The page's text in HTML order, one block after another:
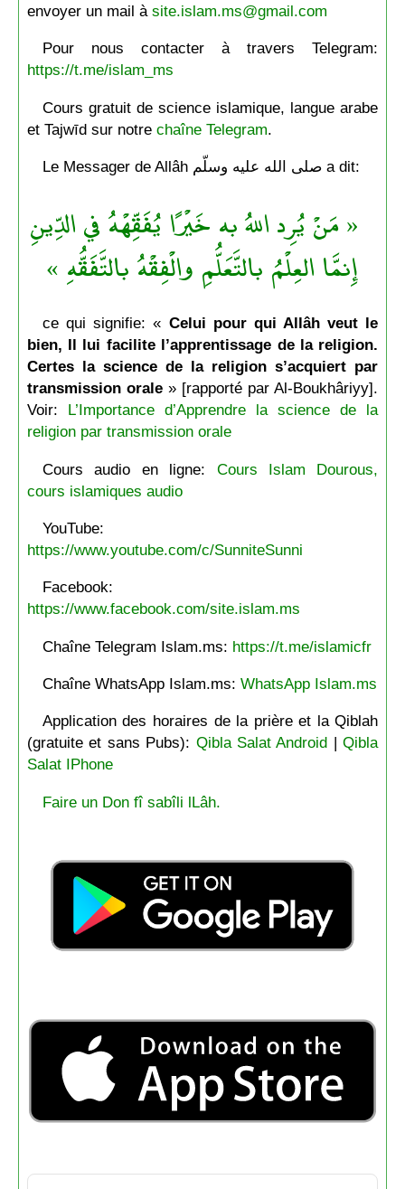
envoyer un mail à site.islam.ms@gmail.com
Pour nous contacter à travers Telegram:
https://t.me/islam_ms
Cours gratuit de science islamique, langue arabe
et Tajwīd sur notre chaîne Telegram.
Le Messager de Allâh صلى الله عليه وسلّم a dit:
« مَنْ يُرِد اللهُ به خَيْرًا يُفَقِّهْهُ في الدِّينِ
إِنمَّا العِلْمُ بالتَّعَلُّمِ والْفِقْهُ بالتَّفَقُّهِ »
ce qui signifie: « Celui pour qui Allâh veut le
bien, Il lui facilite l’apprentissage de la religion.
Certes la science de la religion s’acquiert par
transmission orale» [rapporté par Al-Boukhâriyy].
Voir: L’Importance d’Apprendre la science de la
religion par transmission orale
Cours audio en ligne: Cours Islam Dourous,
cours islamiques audio
YouTube:
https://www.youtube.com/c/SunniteSunni
Facebook:
https://www.facebook.com/site.islam.ms
Chaîne Telegram Islam.ms: https://t.me/islamicfr
Chaîne WhatsApp Islam.ms: WhatsApp Islam.ms
Application des horaires de la prière et la Qiblah
(gratuite et sans Pubs): Qibla Salat Android |Qibla
Salat IPhone
Faire un Don fî sabîli lLâh.